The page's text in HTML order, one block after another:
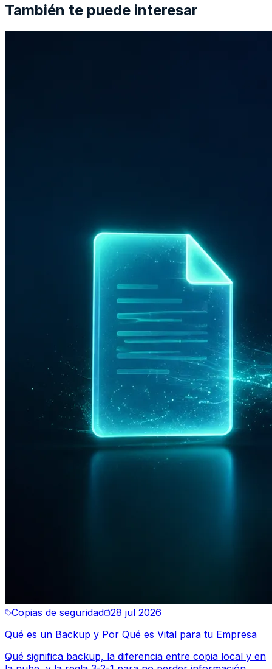
También te puede interesar
Copias de seguridad 28 jul 2026
Qué es un Backup y Por Qué es Vital para tu Empresa
Qué significa backup, la diferencia entre copia local y en